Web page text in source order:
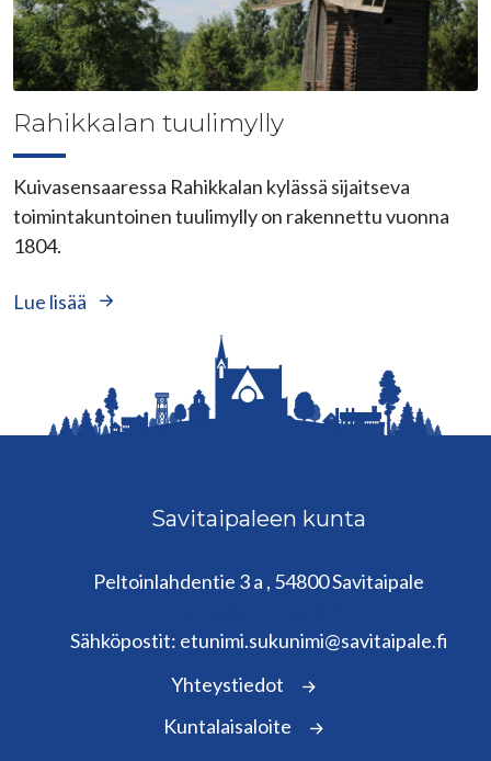
Rahikkalan tuulimylly
Kuivasensaaressa Rahikkalan kylässä sijaitseva
toimintakuntoinen tuulimylly on rakennettu vuonna
1804.
Lue lisää
Savitaipaleen kunta
Peltoinlahdentie 3 a , 54800 Savitaipale
Sähköpostit: etunimi.sukunimi@savitaipale.fi
Yhteystiedot
Kuntalaisaloite